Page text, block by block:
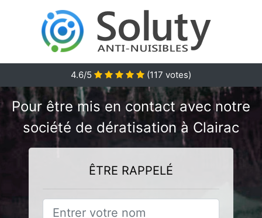
4.6/5 (117 votes)
Pour être mis en contact avec notre
société de dératisation à Clairac
ÊTRE RAPPELÉ